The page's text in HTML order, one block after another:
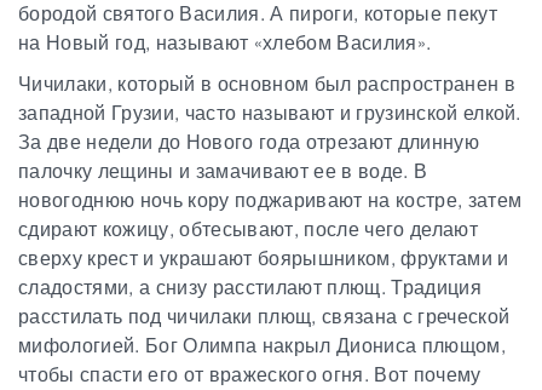
бородой святого Василия. А пироги, которые пекут
на Новый год, называют «хлебом Василия».
Чичилаки, который в основном был распространен в
западной Грузии, часто называют и грузинской елкой.
За две недели до Нового года отрезают длинную
палочку лещины и замачивают ее в воде. В
новогоднюю ночь кору поджаривают на костре, затем
сдирают кожицу, обтесывают, после чего делают
сверху крест и украшают боярышником, фруктами и
сладостями, а снизу расстилают плющ. Традиция
расстилать под чичилаки плющ, связана с греческой
мифологией. Бог Олимпа накрыл Диониса плющом,
чтобы спасти его от вражеского огня. Вот почему